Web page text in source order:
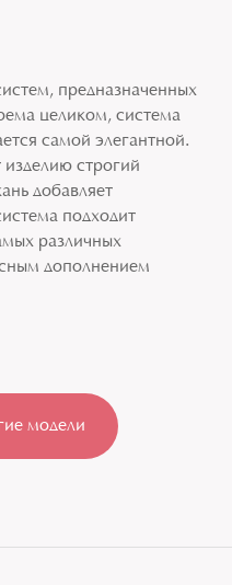
предназначенных
целиком, система
самой элегантной.
строгий
добавляет
подходит
различных
дополнением
модели